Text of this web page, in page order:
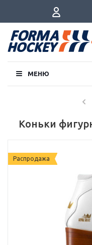
МЕНЮ
Коньки
Распродажа